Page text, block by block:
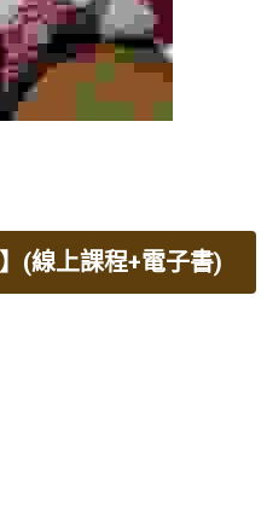
(線上課程+電子書)